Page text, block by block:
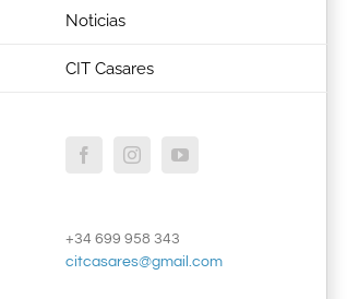
Noticias
CIT Casares
FacebookInstagramYouTube
+34 699 958 343
citcasares@gmail.com